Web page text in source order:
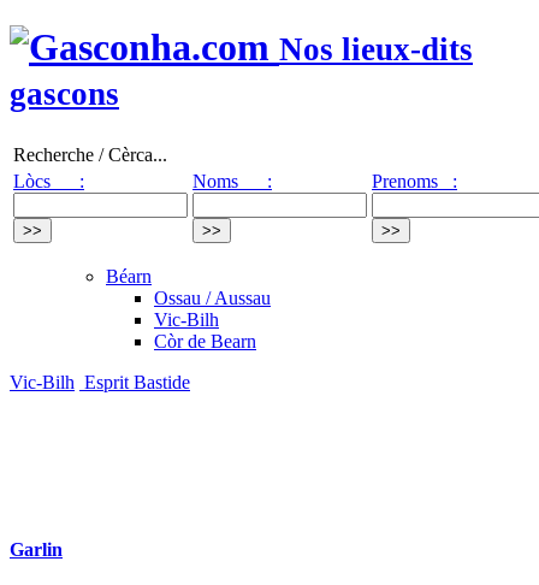
Nos lieux-dits
gascons
Recherche / Cèrca...
Lòcs :
Noms : Prenoms :
Béarn
Ossau / Aussau
Vic-Bilh
Còr de Bearn
Vic-Bilh Esprit Bastide
Garlin